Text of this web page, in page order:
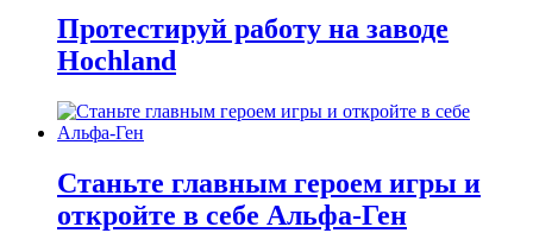
Протестируй работу на заводе
Hochland
Станьте главным героем игры и
откройте в себе Альфа-Ген